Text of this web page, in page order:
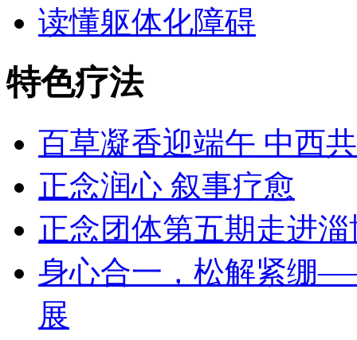
读懂躯体化障碍
特色疗法
百草凝香迎端午 中西
正念润心 叙事疗愈
正念团体第五期走进
身心合一，松解紧绷
展